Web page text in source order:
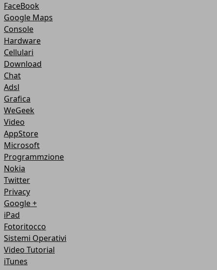
FaceBook
Google Maps
Console
Hardware
Cellulari
Download
Chat
Adsl
Grafica
WeGeek
Video
AppStore
Microsoft
Programmzione
Nokia
Twitter
Privacy
Google +
iPad
Fotoritocco
Sistemi Operativi
Video Tutorial
iTunes